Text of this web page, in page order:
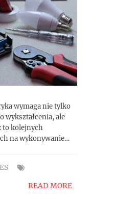
wymaga nie tylko
wykształcenia, ale
to kolejnych
na wykonywanie…
READ MORE